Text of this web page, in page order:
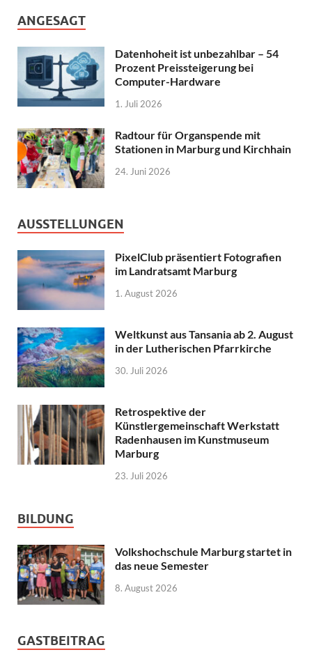
ANGESAGT
Datenhoheit ist unbezahlbar – 54
Prozent Preissteigerung bei
Computer-Hardware
1. Juli 2026
Radtour für Organspende mit
Stationen in Marburg und Kirchhain
24. Juni 2026
AUSSTELLUNGEN
PixelClub präsentiert Fotografien
im Landratsamt Marburg
1. August 2026
Weltkunst aus Tansania ab 2. August
in der Lutherischen Pfarrkirche
30. Juli 2026
Retrospektive der
Künstlergemeinschaft Werkstatt
Radenhausen im Kunstmuseum
Marburg
23. Juli 2026
BILDUNG
Volkshochschule Marburg startet in
das neue Semester
8. August 2026
GASTBEITRAG